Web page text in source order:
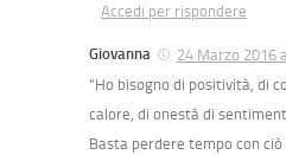
Accedi per rispondere
Giovanna
24 Marzo 2016
“Ho bisogno di positività, di
calore, di onestà di
Basta perdere tempo con